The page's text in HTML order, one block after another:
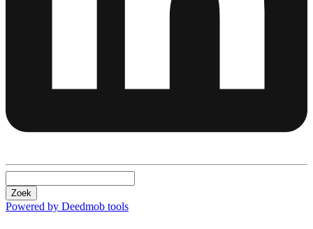
Zoek
Powered by Deedmob tools